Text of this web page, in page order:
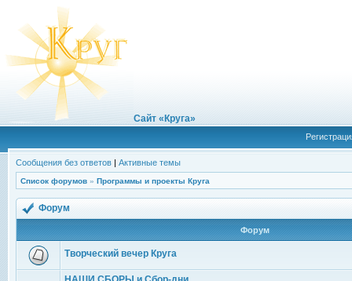
Сайт «Круга»
Сообщения без ответов | Активные темы
Список форумов » Программы и проекты Круга
Форум
Форум
Творческий вечер Круга